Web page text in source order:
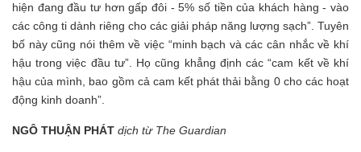
hiện đang đầu tư hơn gấp đôi - 5% số tiền của khách hàng - vào
các công ti dành riêng cho các giải pháp năng lượng sạch”. Tuyên
bố này cũng nói thêm về việc “minh bạch và các cân nhắc về khí
hậu trong việc đầu tư”. Họ cũng khẳng định các “cam kết về khí
hậu của mình, bao gồm cả cam kết phát thải bằng 0 cho các hoạt
động kinh doanh”.
NGÔ THUẬN PHÁT dịch từ The Guardian